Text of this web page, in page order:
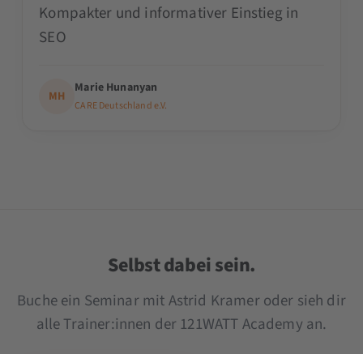
Kompakter und informativer Einstieg in
SEO
MH
Marie Hunanyan
CARE Deutschland e.V.
Selbst dabei sein.
Buche ein Seminar mit Astrid Kramer oder sieh dir
alle Trainer:innen der 121WATT Academy an.